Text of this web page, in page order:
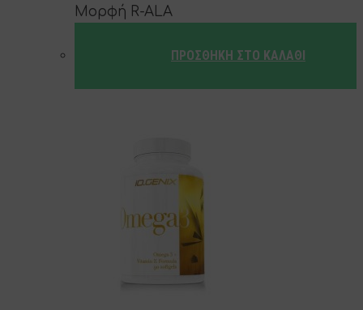
Μορφή R-ALA
ΠΡΟΣΘΉΚΗ ΣΤΟ ΚΑΛΆΘΙ